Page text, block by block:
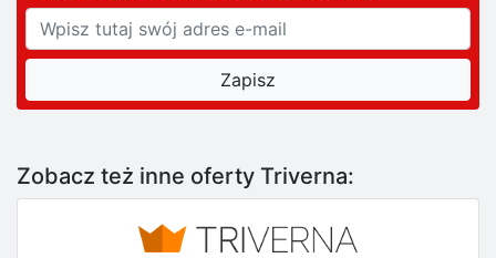
Zobacz też inne oferty Triverna: